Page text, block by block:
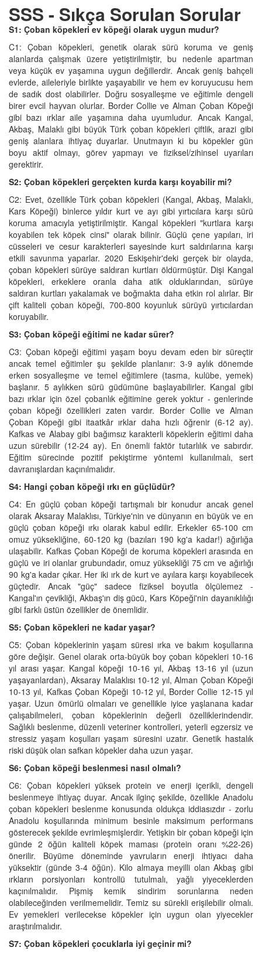
SSS - Sıkça Sorulan Sorular
S1: Çoban köpekleri ev köpeği olarak uygun mudur?
C1: Çoban köpekleri, genetik olarak sürü koruma ve geniş
alanlarda çalışmak üzere yetiştirilmiştir, bu nedenle apartman
veya küçük ev yaşamına uygun değillerdir. Ancak geniş bahçeli
evlerde, aileleriyle birlikte yaşayabilir ve hem ev koruyucusu hem
de sadık dost olabilirler. Doğru sosyalleşme ve eğitimle dengeli
birer evcil hayvan olurlar. Border Collie ve Alman Çoban Köpeği
gibi bazı ırklar aile yaşamına daha uyumludur. Ancak Kangal,
Akbaş, Malaklı gibi büyük Türk çoban köpekleri çiftlik, arazi gibi
geniş alanlara ihtiyaç duyarlar. Unutmayın ki bu köpekler gün
boyu aktif olmayı, görev yapmayı ve fiziksel/zihinsel uyarıları
gerektirir.
S2: Çoban köpekleri gerçekten kurda karşı koyabilir mi?
C2: Evet, özellikle Türk çoban köpekleri (Kangal, Akbaş, Malaklı,
Kars Köpeği) binlerce yıldır kurt ve ayı gibi yırtıcılara karşı sürü
koruma amacıyla yetiştirilmiştir. Kangal köpekleri "kurtlara karşı
koyabilen tek köpek cinsi" olarak bilinir. Güçlü çene yapıları, iri
cüsseleri ve cesur karakterleri sayesinde kurt saldırılarına karşı
etkili savunma yaparlar. 2020 Eskişehir'deki gerçek bir olayda,
çoban köpekleri sürüye saldıran kurtları öldürmüştür. Dişi Kangal
köpekleri, erkeklere oranla daha atik olduklarından, sürüye
saldıran kurtları yakalamak ve boğmakta daha etkin rol alırlar. Bir
çift kaliteli çoban köpeği, 700-800 koyunluk sürüyü yırtıcılardan
koruyabilir.
S3: Çoban köpeği eğitimi ne kadar sürer?
C3: Çoban köpeği eğitimi yaşam boyu devam eden bir süreçtir
ancak temel eğitimler şu şekilde planlanır: 3-9 aylık dönemde
erken sosyalleşme ve temel eğitimlere (tasma, kulübe, yemek)
başlanır. 5 aylıkken sürü güdümüne başlayabilirler. Kangal gibi
bazı ırklar için özel çobanlık eğitimine gerek yoktur - genlerinde
çoban köpeği özellikleri zaten vardır. Border Collie ve Alman
Çoban Köpeği gibi itaatkâr ırklar daha hızlı öğrenir (6-12 ay).
Kafkas ve Alabay gibi bağımsız karakterli köpeklerin eğitimi daha
uzun sürebilir (12-24 ay). En önemli faktör tutarlılık ve sabırdır.
Eğitim sürecinde pozitif pekiştirme yöntemi kullanılmalı, sert
davranışlardan kaçınılmalıdır.
S4: Hangi çoban köpeği ırkı en güçlüdür?
C4: En güçlü çoban köpeği tartışmalı bir konudur ancak genel
olarak Aksaray Malaklısı, Türkiye'nin ve dünyanın en büyük ve en
güçlü çoban köpeği ırkı olarak kabul edilir. Erkekler 65-100 cm
omuz yüksekliğine, 60-120 kg (bazıları 190 kg'a kadar!) ağırlığa
ulaşabilir. Kafkas Çoban Köpeği de koruma köpekleri arasında en
güçlü ve iri olanlar grubundadır, omuz yüksekliği 75 cm ve ağırlığı
90 kg'a kadar çıkar. Her iki ırk de kurt ve ayılara karşı koyabilecek
güçtedir. Ancak "güç" sadece fiziksel boyutla ölçülemez -
Kangal'ın çevikliği, Akbaş'ın diş gücü, Kars Köpeği'nin dayanıklılığı
gibi farklı üstün özellikler de önemlidir.
S5: Çoban köpekleri ne kadar yaşar?
C5: Çoban köpeklerinin yaşam süresi ırka ve bakım koşullarına
göre değişir. Genel olarak orta-büyük boy çoban köpekleri 10-16
yıl arası yaşar. Kangal köpeği 10-16 yıl, Akbaş 13-16 yıl (uzun
yaşayanlardan), Aksaray Malaklısı 10-12 yıl, Alman Çoban Köpeği
10-13 yıl, Kafkas Çoban Köpeği 10-12 yıl, Border Collie 12-15 yıl
yaşar. Uzun ömürlü olmaları ve genellikle iyice yaşlanana kadar
çalışabilmeleri, çoban köpeklerinin değerli özelliklerindendir.
Sağlıklı beslenme, düzenli veteriner kontrolleri, yeterli egzersiz ve
stressiz yaşam koşulları yaşam süresini uzatır. Genetik hastalık
riski düşük olan safkan köpekler daha uzun yaşar.
S6: Çoban köpeği beslenmesi nasıl olmalı?
C6: Çoban köpekleri yüksek protein ve enerji içerikli, dengeli
beslenmeye ihtiyaç duyar. Ancak ilginç şekilde, özellikle Anadolu
çoban köpekleri beslenme konusunda oldukça iddiasızdır - zorlu
Anadolu koşullarında minimum besinle maksimum performans
gösterecek şekilde evrimleşmişlerdir. Yetişkin bir çoban köpeği için
günde 2 öğün kaliteli köpek maması (protein oranı %22-26)
önerilir. Büyüme döneminde yavruların enerji ihtiyacı daha
yüksektir (günde 3-4 öğün). Kilo almaya meyilli olan Akbaş gibi
ırkların porsiyonları kontrollü tutulmalı, yağlı yiyeceklerden
kaçınılmalıdır. Pişmiş kemik sindirim sorunlarına neden
olabileceğinden verilmemelidir. Temiz su sürekli erişilebilir olmalı.
Ev yemekleri verilecekse köpekler için uygun olan yiyecekler
araştırılmalıdır.
S7: Çoban köpekleri çocuklarla iyi geçinir mi?